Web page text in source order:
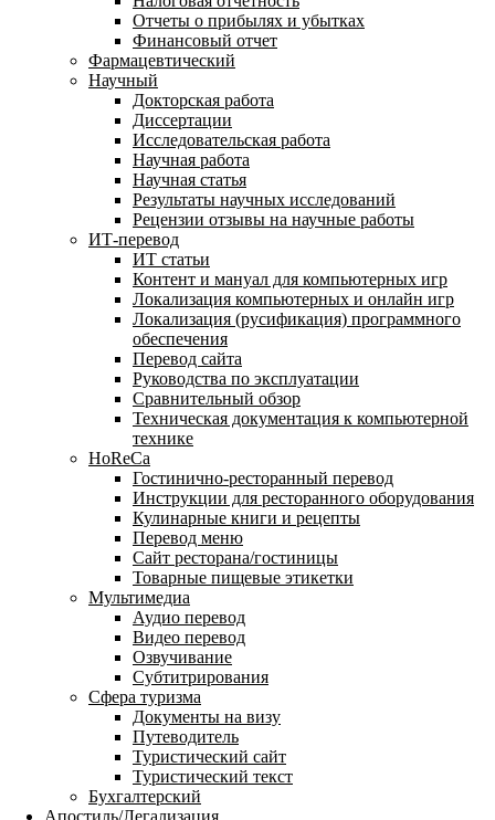
Отчеты о прибылях и убытках
Финансовый отчет
Фармацевтический
Научный
Докторская работа
Диссертации
Исследовательская работа
Научная работа
Научная статья
Результаты научных исследований
Рецензии отзывы на научные работы
ИТ-перевод
ИТ статьи
Контент и мануал для компьютерных игр
Локализация компьютерных и онлайн игр
Локализация (русификация) программного
обеспечения
Перевод сайта
Руководства по эксплуатации
Сравнительный обзор
Техническая документация к компьютерной
технике
HoReCa
Гостинично-ресторанный перевод
Инструкции для ресторанного оборудования
Кулинарные книги и рецепты
Перевод меню
Сайт ресторана/гостиницы
Товарные пищевые этикетки
Мультимедиа
Аудио перевод
Видео перевод
Озвучивание
Субтитрирования
Сфера туризма
Документы на визу
Путеводитель
Туристический сайт
Туристический текст
Бухгалтерский
Апостиль/Легализация